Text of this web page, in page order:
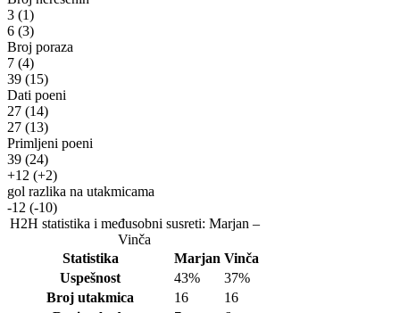
3 (1)
6 (3)
Broj poraza
7 (4)
39 (15)
Dati poeni
27 (14)
27 (13)
Primljeni poeni
39 (24)
+12 (+2)
gol razlika na utakmicama
-12 (-10)
H2H statistika i međusobni susreti: Marjan –
Vinča
Statistika
Marjan Vinča
Uspešnost
43%
37%
Broj utakmica
16
16